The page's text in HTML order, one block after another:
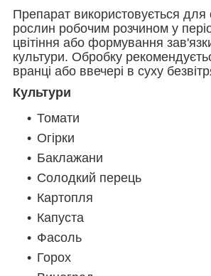
Препарат використовується для
рослин робочим розчином у
цвітіння або формування
культури. Обробку
вранці або ввечері в суху
Культури
Томати
Огірки
Баклажани
Солодкий перець
Картопля
Капуста
Фасоль
Горох